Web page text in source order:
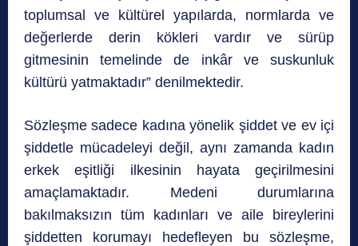
toplumsal ve kültürel yapılarda, normlarda ve
değerlerde derin kökleri vardır ve sürüp
gitmesinin temelinde de inkâr ve suskunluk
kültürü yatmaktadır” denilmektedir.
Sözleşme sadece kadına yönelik şiddet ve ev içi
şiddetle mücadeleyi değil, aynı zamanda kadın
erkek eşitliği ilkesinin hayata geçirilmesini
amaçlamaktadır. Medeni durumlarına
bakılmaksızın tüm kadınları ve aile bireylerini
şiddetten korumayı hedefleyen bu sözleşme,